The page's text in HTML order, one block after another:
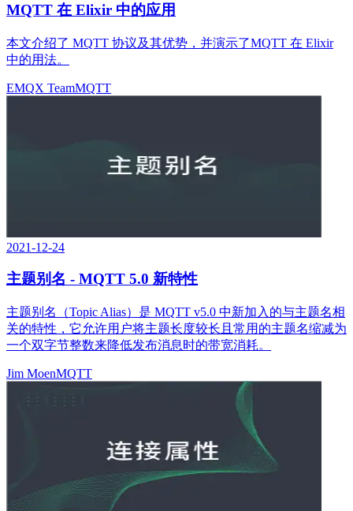
MQTT 在 Elixir 中的应用
本文介绍了 MQTT 协议及其优势，并演示了MQTT 在 Elixir
中的用法。
EMQX TeamMQTT
2021-12-24
主题别名 - MQTT 5.0 新特性
主题别名（Topic Alias）是 MQTT v5.0 中新加入的与主题名相
关的特性，它允许用户将主题长度较长且常用的主题名缩减为
一个双字节整数来降低发布消息时的带宽消耗。
Jim MoenMQTT